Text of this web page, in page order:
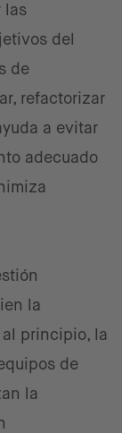
las
del
de
refactorizar
a evitar
adecuado
la
principio, la
de
la